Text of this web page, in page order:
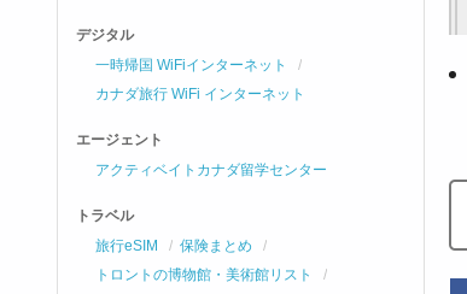
デジタル
一時帰国 WiFiインターネット
カナダ旅行 WiFi インターネット
エージェント
アクティベイトカナダ留学センター
トラベル
旅行eSIM
保険まとめ
トロントの博物館・美術館リスト